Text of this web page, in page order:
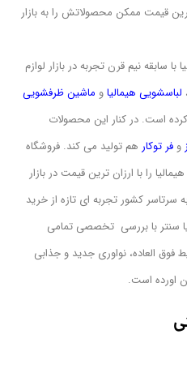
قیمت ممکن محصولاتش را به بازار
سابقه نیم قرن تجربه در بازار لوازم
، لباسشویی هیمالیاو ماشین ظرفشویی
است. در کنار این محصولات
و فر توکار هم تولید می کند. فروشگاه
را با ارزان ترین قیمت در بازار
کشور تجربه ای تازه از خرید
سنتر با بررسی تخصصی تمامی
فوق العاده، نواوری جدید و جذابی
اورده است.